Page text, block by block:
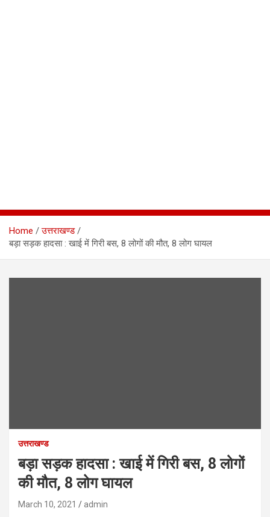
Home
उत्तराखण्ड
बड़ा सड़क हादसा : खाई में गिरी बस, 8 लोगों की मौत, 8 लोग घायल
उत्तराखण्ड
बड़ा सड़क हादसा : खाई में गिरी बस, 8 लोगों
की मौत, 8 लोग घायल
March 10, 2021 admin